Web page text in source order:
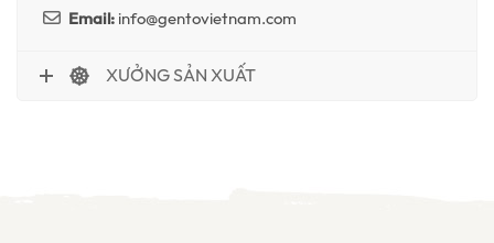
Email:info@gentovietnam.com
XƯỞNG SẢN XUẤT